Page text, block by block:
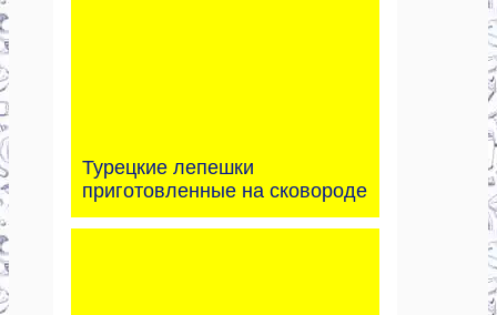
Турецкие лепешки
приготовленные на сковороде